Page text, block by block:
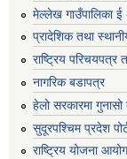
मेल्लेख गाउँपालिका ई
प्रादेशिक तथा
राष्ट्रिय परिचयपत्र
नागरिक बडापत्र
हेलो सरकारमा गुनासो
सुदूरपश्चिम प्रदेश
राष्ट्रिय योजना आयोग